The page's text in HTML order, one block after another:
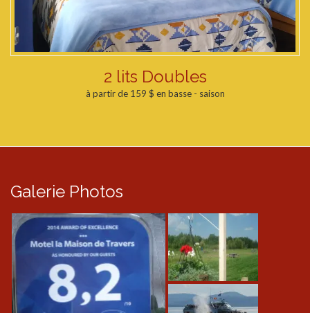
2 lits Doubles
à partir de 159 $ en basse - saison
Galerie Photos